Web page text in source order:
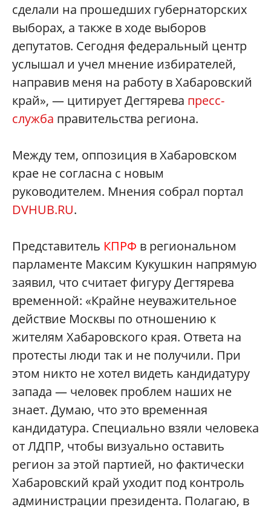
сделали на прошедших губернаторских
выборах, а также в ходе выборов
депутатов. Сегодня федеральный центр
услышал и учел мнение избирателей,
направив меня на работу в Хабаровский
край», — цитирует Дегтярева пресс-
служба правительства региона.
Между тем, оппозиция в Хабаровском
крае не согласна с новым
руководителем. Мнения собрал портал
DVHUB.RU.
Представитель КПРФ в региональном
парламенте Максим Кукушкин напрямую
заявил, что считает фигуру Дегтярева
временной: «Крайне неуважительное
действие Москвы по отношению к
жителям Хабаровского края. Ответа на
протесты люди так и не получили. При
этом никто не хотел видеть кандидатуру
запада — человек проблем наших не
знает. Думаю, что это временная
кандидатура. Специально взяли человека
от ЛДПР, чтобы визуально оставить
регион за этой партией, но фактически
Хабаровский край уходит под контроль
администрации президента. Полагаю, в